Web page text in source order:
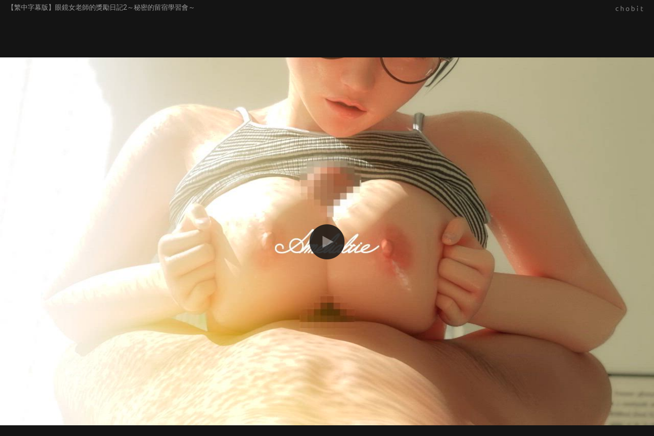
【繁中字幕版】眼鏡女老師的獎勵日記2～秘密的留宿學習會～